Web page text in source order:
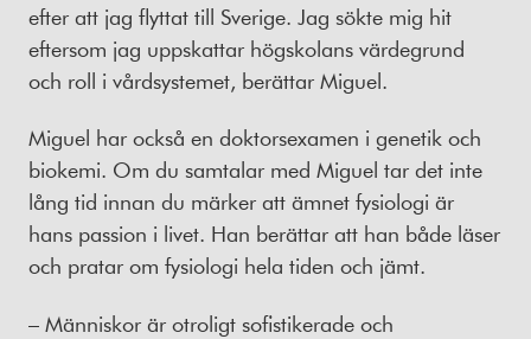
efter att jag flyttat till Sverige. Jag sökte mig hit
eftersom jag uppskattar högskolans värdegrund
och roll i vårdsystemet, berättar Miguel.
Miguel har också en doktorsexamen i genetik och
biokemi. Om du samtalar med Miguel tar det inte
lång tid innan du märker att ämnet fysiologi är
hans passion i livet. Han berättar att han både läser
och pratar om fysiologi hela tiden och jämt.
– Människor är otroligt sofistikerade och